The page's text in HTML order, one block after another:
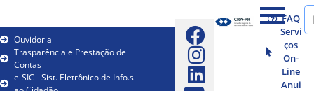
Ouvidoria
Trasparência e Prestação de
Contas
e-SIC - Sist. Eletrônico de Info.s
FAQ
Servi
ços
On-
Line
Anui